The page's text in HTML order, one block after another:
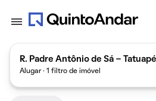
R. Padre Antônio de Sá -
Alugar · 1 filtro de imóvel